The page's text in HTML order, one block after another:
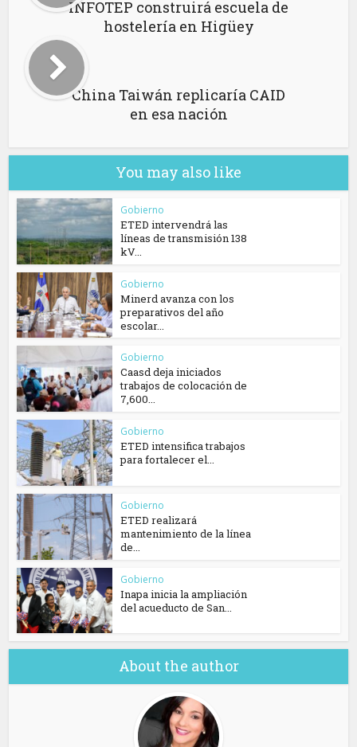
INFOTEP construirá escuela de
hostelería en Higüey
China Taiwán replicaría CAID
en esa nación
You may also like
Gobierno
ETED intervendrá las
líneas de transmisión 138
kV...
Gobierno
Minerd avanza con los
preparativos del año
escolar...
Gobierno
Caasd deja iniciados
trabajos de colocación de
7,600...
Gobierno
ETED intensifica trabajos
para fortalecer el...
Gobierno
ETED realizará
mantenimiento de la línea
de...
Gobierno
Inapa inicia la ampliación
del acueducto de San...
About the author